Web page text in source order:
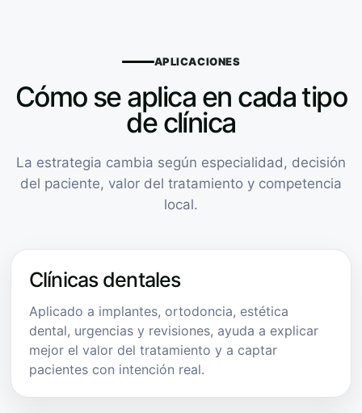
APLICACIONES
Cómo se aplica en cada tipo
de clínica
La estrategia cambia según especialidad, decisión
del paciente, valor del tratamiento y competencia
local.
Clínicas dentales
Aplicado a implantes, ortodoncia, estética
dental, urgencias y revisiones, ayuda a explicar
mejor el valor del tratamiento y a captar
pacientes con intención real.